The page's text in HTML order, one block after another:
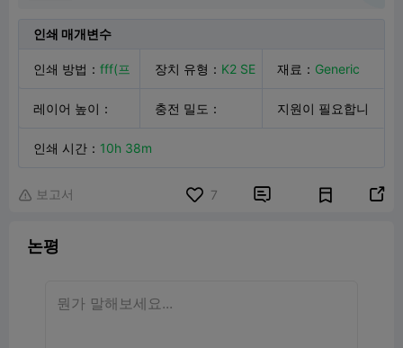
인쇄 매개변수
인쇄 방법 ： fff(프
프)
장치 유형 ： K2 SE 재료 ： Generic
PLA
레이어 높이 ：
0.20mm
충전 밀도 ： 지원이 필요합니
인쇄 시간 ： 10h 38m
 보고서 7  
논평